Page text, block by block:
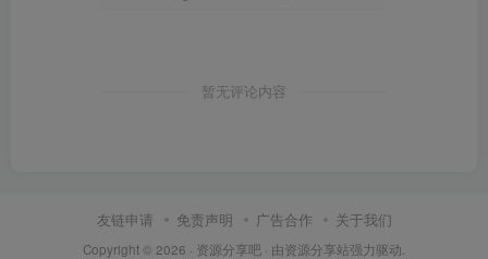
暂无评论内容
友链申请 免责声明 广告合作 关于我们
Copyright © 2026 · 资源分享吧 · 由资源分享站强力驱动.